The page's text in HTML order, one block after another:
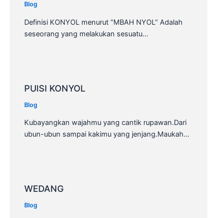
Blog
Definisi KONYOL menurut “MBAH NYOL“ Adalah
seseorang yang melakukan sesuatu…
PUISI KONYOL
Blog
Kubayangkan wajahmu yang cantik rupawan.Dari
ubun-ubun sampai kakimu yang jenjang.Maukah…
WEDANG
Blog